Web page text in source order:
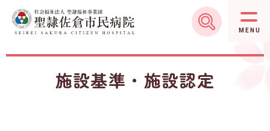
バ
ル
ー
MENU
施設基準・施設認定